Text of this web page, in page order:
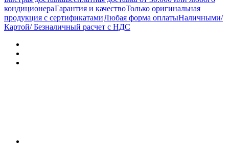
кондиционераГарантия и качествоТолько оригинальная
продукция с сертификатамиЛюбая форма оплатыНаличными/
Картой/ Безналичный расчет с НДС